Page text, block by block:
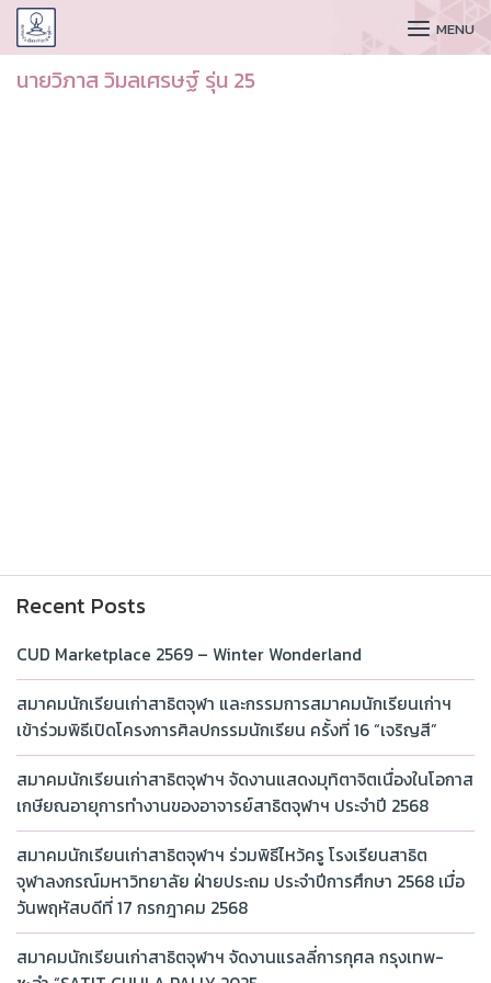
CUDAA MENU
นายวิภาส วิมลเศรษฐ์ รุ่น 25
Recent Posts
CUD Marketplace 2569 – Winter Wonderland
สมาคมนักเรียนเก่าสาธิตจุฬา และกรรมการสมาคมนักเรียนเก่าฯ
เข้าร่วมพิธีเปิดโครงการศิลปกรรมนักเรียน ครั้งที่ 16 “เจริญสี”
สมาคมนักเรียนเก่าสาธิตจุฬาฯ จัดงานแสดงมุทิตาจิตเนื่องในโอกาส
เกษียณอายุการทำงานของอาจารย์สาธิตจุฬาฯ ประจำปี 2568
สมาคมนักเรียนเก่าสาธิตจุฬาฯ ร่วมพิธีไหว้ครู โรงเรียนสาธิต
จุฬาลงกรณ์มหาวิทยาลัย ฝ่ายประถม ประจำปีการศึกษา 2568 เมื่อ
วันพฤหัสบดีที่ 17 กรกฎาคม 2568
สมาคมนักเรียนเก่าสาธิตจุฬาฯ จัดงานแรลลี่การกุศล กรุงเทพ-